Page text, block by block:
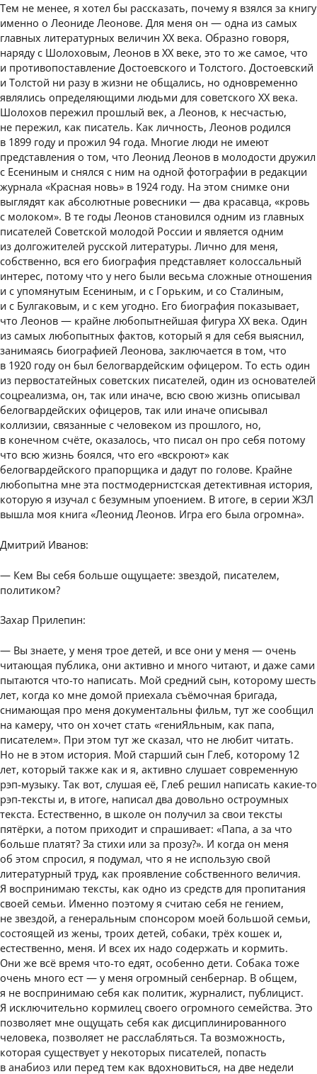
Тем не менее, я хотел бы рассказать, почему я взялся за книгу
именно о Леониде Леонове. Для меня он — одна из самых
главных литературных величин XX века. Образно говоря,
наряду с Шолоховым, Леонов в XX веке, это то же самое, что
и противопоставление Достоевского и Толстого. Достоевский
и Толстой ни разу в жизни не общались, но одновременно
являлись определяющими людьми для советского XX века.
Шолохов пережил прошлый век, а Леонов, к несчастью,
не пережил, как писатель. Как личность, Леонов родился
в 1899 году и прожил 94 года. Многие люди не имеют
представления о том, что Леонид Леонов в молодости дружил
с Есениным и снялся с ним на одной фотографии в редакции
журнала «Красная новь» в 1924 году. На этом снимке они
выглядят как абсолютные ровесники — два красавца, «кровь
с молоком». В те годы Леонов становился одним из главных
писателей Советской молодой России и является одним
из долгожителей русской литературы. Лично для меня,
собственно, вся его биография представляет колоссальный
интерес, потому что у него были весьма сложные отношения
и с упомянутым Есениным, и с Горьким, и со Сталиным,
и с Булгаковым, и с кем угодно. Его биография показывает,
что Леонов — крайне любопытнейшая фигура XX века. Один
из самых любопытных фактов, который я для себя выяснил,
занимаясь биографией Леонова, заключается в том, что
в 1920 году он был белогвардейским офицером. То есть один
из первостатейных советских писателей, один из основателей
соцреализма, он, так или иначе, всю свою жизнь описывал
белогвардейских офицеров, так или иначе описывал
коллизии, связанные с человеком из прошлого, но,
в конечном счёте, оказалось, что писал он про себя потому
что всю жизнь боялся, что его «вскроют» как
белогвардейского прапорщика и дадут по голове. Крайне
любопытна мне эта постмодернистская детективная история,
которую я изучал с безумным упоением. В итоге, в серии ЖЗЛ
вышла моя книга «Леонид Леонов. Игра его была огромна».
Дмитрий Иванов:
— Кем Вы себя больше ощущаете: звездой, писателем,
политиком?
Захар Прилепин:
— Вы знаете, у меня трое детей, и все они у меня — очень
читающая публика, они активно и много читают, и даже сами
пытаются что-то написать. Мой средний сын, которому шесть
лет, когда ко мне домой приехала съёмочная бригада,
снимающая про меня документальны фильм, тут же сообщил
на камеру, что он хочет стать «гениЯльным, как папа,
писателем». При этом тут же сказал, что не любит читать.
Но не в этом история. Мой старший сын Глеб, которому 12
лет, который также как и я, активно слушает современную
рэп-музыку. Так вот, слушая её, Глеб решил написать какие-то
рэп-тексты и, в итоге, написал два довольно остроумных
текста. Естественно, в школе он получил за свои тексты
пятёрки, а потом приходит и спрашивает: «Папа, а за что
больше платят? За стихи или за прозу?». И когда он меня
об этом спросил, я подумал, что я не использую свой
литературный труд, как проявление собственного величия.
Я воспринимаю тексты, как одно из средств для пропитания
своей семьи. Именно поэтому я считаю себя не гением,
не звездой, а генеральным спонсором моей большой семьи,
состоящей из жены, троих детей, собаки, трёх кошек и,
естественно, меня. И всех их надо содержать и кормить.
Они же всё время что-то едят, особенно дети. Собака тоже
очень много ест — у меня огромный сенбернар. В общем,
я не воспринимаю себя как политик, журналист, публицист.
Я исключительно кормилец своего огромного семейства. Это
позволяет мне ощущать себя как дисциплинированного
человека, позволяет не расслабляться. Та возможность,
которая существует у некоторых писателей, попасть
в анабиоз или перед тем как вдохновиться, на две недели